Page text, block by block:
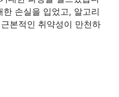
손실을 입었고, 알고리
본적인 취약성이 만천하